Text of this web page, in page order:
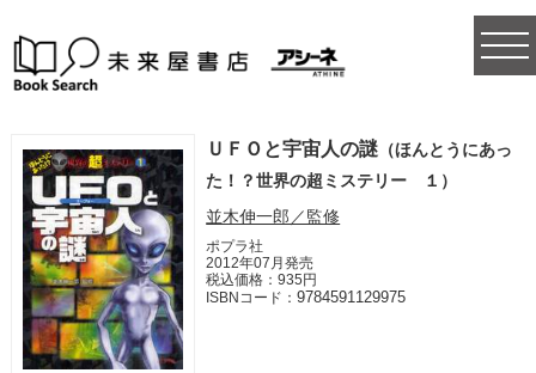
ＵＦＯと宇宙人の謎 （ほんとうにあっ
た！？世界の超ミステリー １）
並木伸一郎／監修
ポプラ社
2012年07月発売
税込価格：935円
ISBNコード：9784591129975